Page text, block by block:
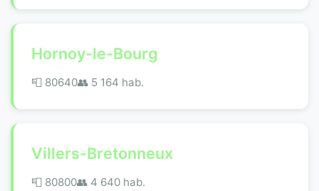
Hornoy-le-Bourg
📮 80640👥 5 164 hab.
Villers-Bretonneux
📮 80800👥 4 640 hab.